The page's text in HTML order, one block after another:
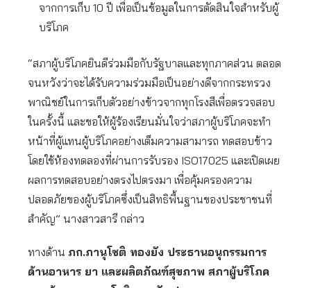
จากการเก็บ 10 ปี เพื่อเป็นข้อมูลในการตัดสินใจสำหรับผู้
บริโภค
“สภาผู้บริโภคยินดีร่วมมือกับรัฐบาลและทุกภาคส่วน ตลอด
จนหวังว่าจะได้รับความร่วมมือเป็นอย่างดีจากกระทรวง
พาณิชย์ในการเก็บตัวอย่างข้าวจากทุกโรงสีเพื่อตรวจสอบ
ในครั้งนี้ และขอให้ผู้ร้องเรียนมั่นใจว่าสภาผู้บริโภคจะทำ
หน้าที่ผู้แทนผู้บริโภคอย่างเต็มความสามารถ ทดสอบข้าว
โดยใช้ห้องทดลองที่ผ่านการรับรอง ISO17025 และเปิดเผย
ผลการทดสอบอย่างตรงไปตรงมา เพื่อคุ้มครองความ
ปลอดภัยของผู้บริโภคซึ่งเป็นสิทธิพื้นฐานของประชาชนที่
สำคัญ” นางสาวสารี กล่าว
ทางด้าน ภก.ภานุโชติ ทองยัง ประธานอนุกรรมการ
ด้านอาหาร ยา และผลิตภัณฑ์สุขภาพ สภาผู้บริโภค